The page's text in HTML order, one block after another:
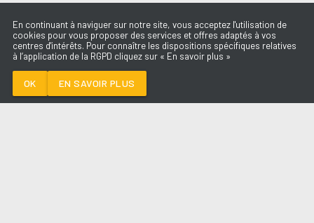
En continuant à naviguer sur notre site, vous acceptez l'utilisation de
cookies pour vous proposer des services et offres adaptés à vos
centres d'intérêts. Pour connaître les dispositions spécifiques relatives
à l’application de la RGPD cliquez sur « En savoir plus »
OK EN SAVOIR PLUS